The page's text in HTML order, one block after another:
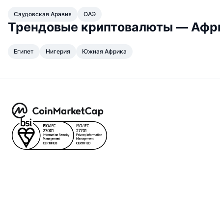
Саудовская Аравия ОАЭ
Трендовые криптовалюты —
Египет Нигерия Южная Африка